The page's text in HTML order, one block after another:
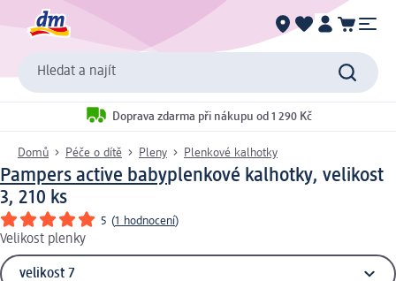
Hledat a najít
Doprava zdarma při nákupu od 1 290 Kč
Domů Péče o dítě Pleny Plenkové kalhotky
Pampers active babyplenkové kalhotky, velikost
3, 210 ks
5 (1 hodnocení)
Velikost plenky